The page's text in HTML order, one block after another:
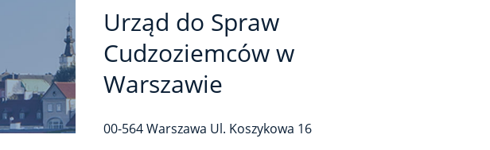
Urząd do Spraw
Cudzoziemców w
Warszawie
00-564Warszawa Ul. Koszykowa 16